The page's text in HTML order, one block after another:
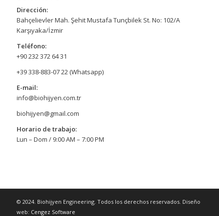
Dirección:
Bahçelievler Mah. Şehit Mustafa Tunçbilek St. No: 102/A
Karşıyaka/İzmir
Teléfono:
+90 232 372 64 31
+39 338-883-07 22 (Whatsapp)
E-mail:
info@biohijyen.com.tr
biohijyen@gmail.com
Horario de trabajo:
Lun – Dom / 9:00 AM – 7:00 PM
© 2024. Biohijyen Engineering. Todos los derechos reservados. Diseño
web: Cengez Software